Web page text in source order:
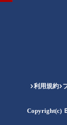
利用規約
Copyright(c)